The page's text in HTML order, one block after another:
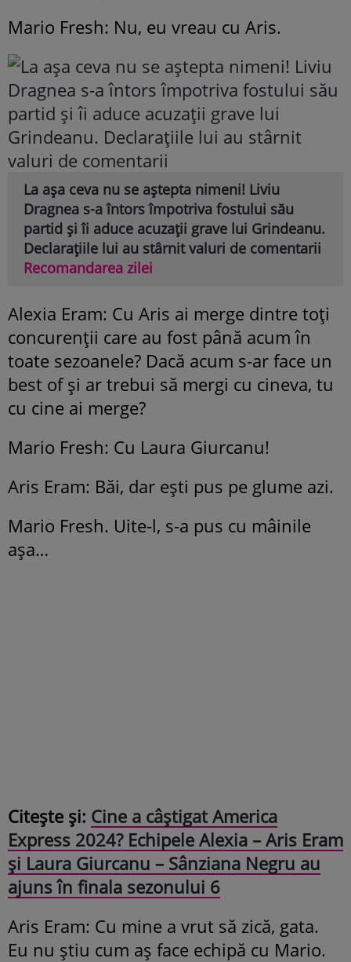
Mario Fresh: Nu, eu vreau cu Aris.
La așa ceva nu se aștepta nimeni! Liviu
Dragnea s-a întors împotriva fostului său
partid și îi aduce acuzații grave lui Grindeanu.
Declarațiile lui au stârnit valuri de comentarii
Recomandarea zilei
Alexia Eram: Cu Aris ai merge dintre toți
concurenții care au fost până acum în
toate sezoanele? Dacă acum s-ar face un
best of și ar trebui să mergi cu cineva, tu
cu cine ai merge?
Mario Fresh: Cu Laura Giurcanu!
Aris Eram: Băi, dar ești pus pe glume azi.
Mario Fresh. Uite-l, s-a pus cu mâinile
așa…
Citește și: Cine a câștigat America
Express 2024? Echipele Alexia – Aris Eram
și Laura Giurcanu – Sânziana Negru au
ajuns în finala sezonului 6
Aris Eram: Cu mine a vrut să zică, gata.
Eu nu știu cum aș face echipă cu Mario.